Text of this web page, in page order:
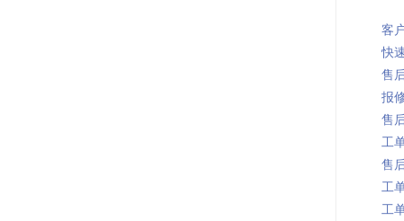
客
快
售
报
售
工
售
工
工